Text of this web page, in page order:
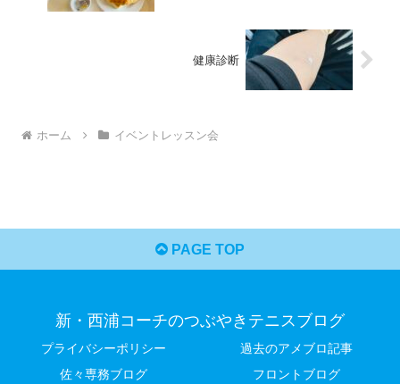
健康診断
ホーム イベントレッスン会
PAGE TOP
新・西浦コーチのつぶやきテニスブログ
プライバシーポリシー
過去のアメブロ記事
佐々専務ブログ
フロントブログ